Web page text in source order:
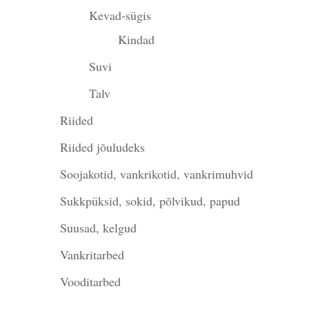
Kevad-sügis
Kindad
Suvi
Talv
Riided
Riided jõuludeks
Soojakotid, vankrikotid, vankrimuhvid
Sukkpüksid, sokid, põlvikud, papud
Suusad, kelgud
Vankritarbed
Vooditarbed